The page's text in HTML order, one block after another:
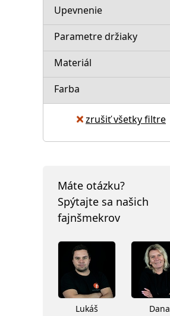
Upevnenie
Parametre držiaky
Materiál
Farba
zrušiť všetky filtre
Máte otázku?
Spýtajte sa našich
fajnšmekrov
Lukáš
Dana